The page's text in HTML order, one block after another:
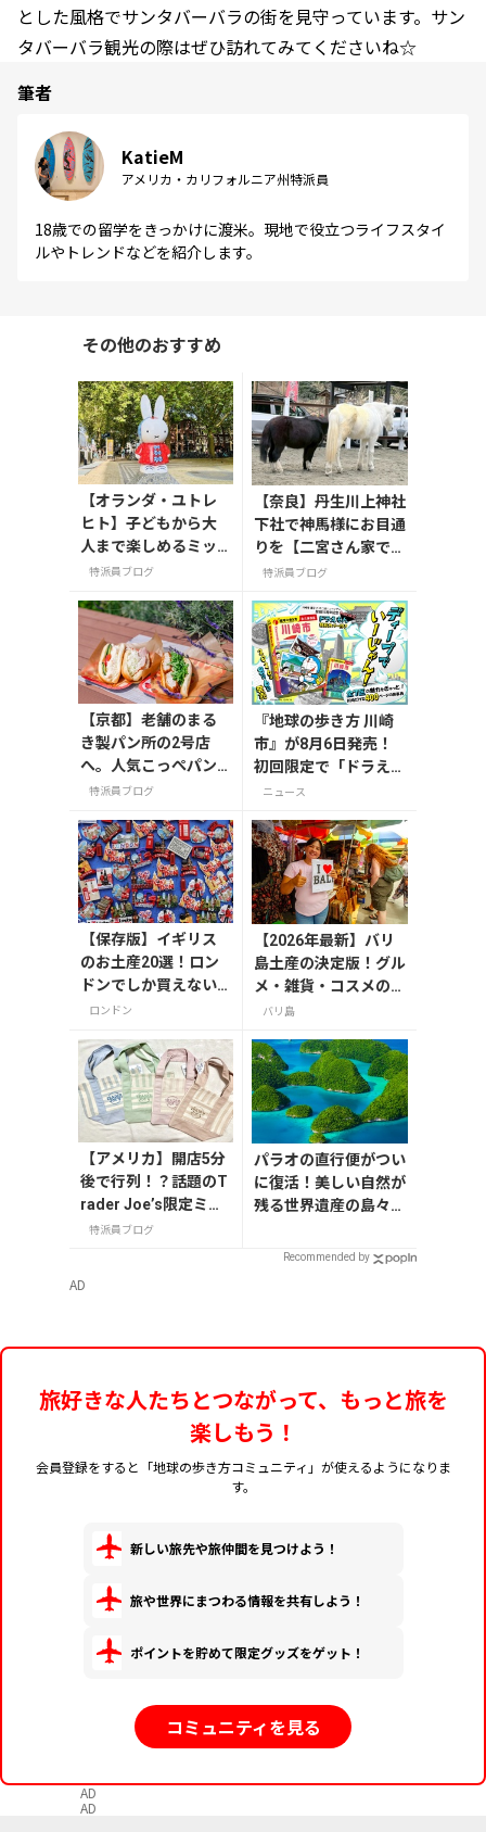
とした風格でサンタバーバラの街を見守っています。サン
タバーバラ観光の際はぜひ訪れてみてくださいね☆
筆者
KatieM
アメリカ・カリフォルニア州特派員
18歳での留学をきっかけに渡米。現地で役立つライフスタイ
ルやトレンドなどを紹介します。
その他のおすすめ
【オランダ・ユトレ
ヒト】子どもから大
人まで楽しめるミッ
フィーミュージア
フィースポットもご
紹介
特派員ブログ
【奈良】丹生川上神社
下社で神馬様にお目通
りを【二宮さん家で放
送】
特派員ブログ
【京都】老舗のまる
き製パン所の2号店
へ。人気こっぺパン
を市役所で味わう
特派員ブログ
『地球の歩き方 川崎
市』が8月6日発売！
初回限定で「ドラえも
ん」描き下ろし特別カ
ニュース
【保存版】イギリス
のお土産20選！ロン
ドンでしか買えない
雑貨/お菓子/紅茶まで
ロンドン
【2026年最新】バリ
島土産の決定版！グル
メ・雑貨・コスメのお
すすめ20選
バリ島
【アメリカ】開店5分
後で行列！？話題のT
rader Joe’s限定ミニ
トート発売日レポ
特派員ブログ
パラオの直行便がつい
に復活！美しい自然が
残る世界遺産の島々へ
Recommended by
AD
旅好きな人たちとつながって、もっと旅を
楽しもう！
会員登録をすると「地球の歩き方コミュニティ」が使えるようになりま
す。
新しい旅先や旅仲間を見つけよう！
旅や世界にまつわる情報を共有しよう！
ポイントを貯めて限定グッズをゲット！
コミュニティを見る
AD
AD